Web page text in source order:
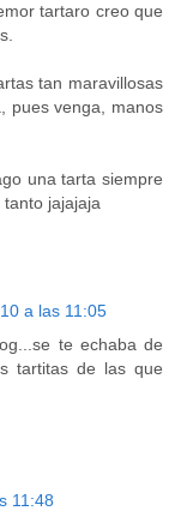
tartaro creo que
tan maravillosas
pues venga, manos
una tarta siempre
jajajaja
a las 11:05
te echaba de
tartitas de las que
11:48